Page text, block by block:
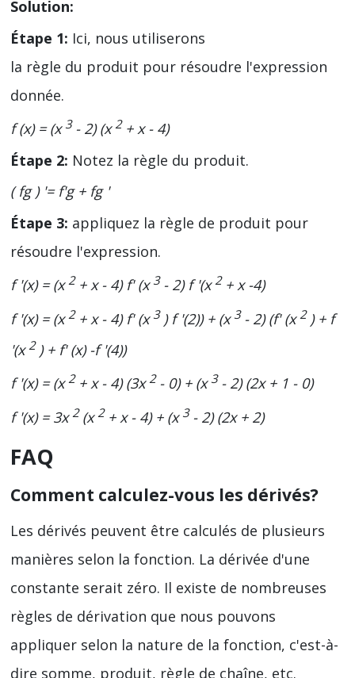
Solution:
Étape 1: Ici, nous utiliserons
la règle du produit pour résoudre l'expression
donnée.
f (x) = (x 3 - 2) (x2 + x - 4)
Étape 2: Notez la règle du produit.
( fg ) '= f'g + fg '
Étape 3: appliquez la règle de produit pour
résoudre l'expression.
f '(x) = (x2 + x - 4) f' (x 3 - 2) f '(x2 + x -4)
f '(x) = (x 2 + x - 4) f' (x 3 ) f '(2)) + (x 3 - 2) (f' (x 2 ) + f
'(x 2 ) + f' (x) -f '(4))
f '(x) = (x2 + x - 4) (3x2 - 0) + (x 3 - 2) (2x + 1 - 0)
f '(x) = 3x 2 (x 2 + x - 4) + (x 3 - 2) (2x + 2)
FAQ
Comment calculez-vous les dérivés?
Les dérivés peuvent être calculés de plusieurs
manières selon la fonction. La dérivée d'une
constante serait zéro. Il existe de nombreuses
règles de dérivation que nous pouvons
appliquer selon la nature de la fonction, c'est-à-
dire somme, produit, règle de chaîne, etc.